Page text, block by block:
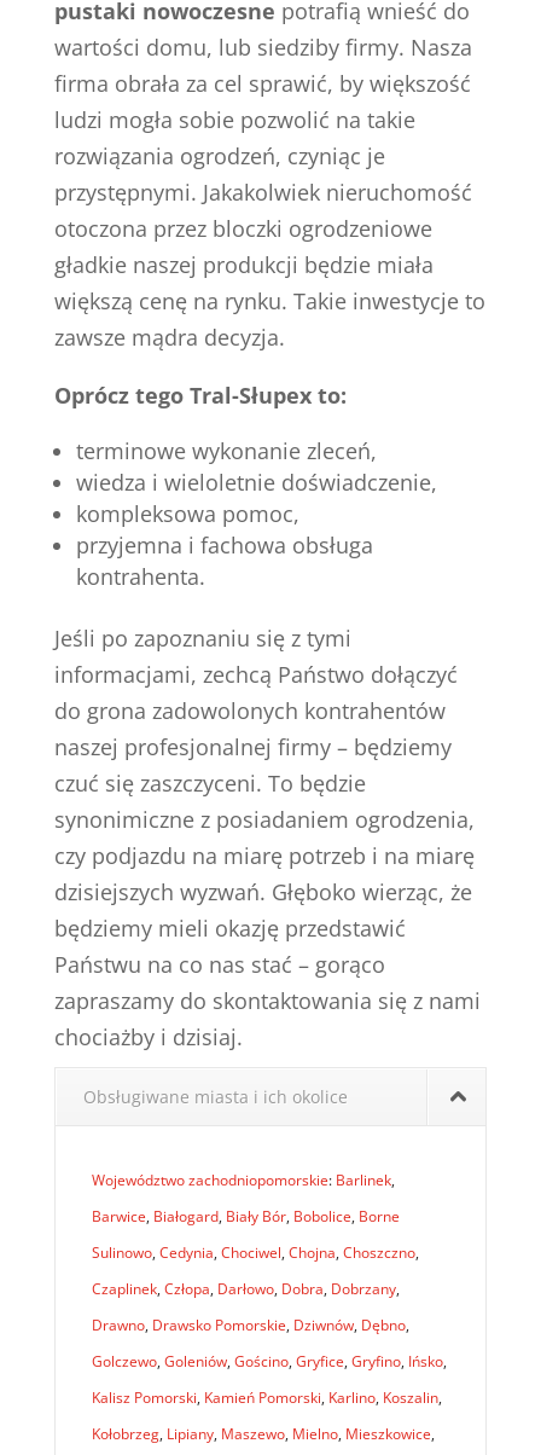
pustaki nowoczesne potrafią wnieść do
wartości domu, lub siedziby firmy. Nasza
firma obrała za cel sprawić, by większość
ludzi mogła sobie pozwolić na takie
rozwiązania ogrodzeń, czyniąc je
przystępnymi. Jakakolwiek nieruchomość
otoczona przez bloczki ogrodzeniowe
gładkie naszej produkcji będzie miała
większą cenę na rynku. Takie inwestycje to
zawsze mądra decyzja.
Oprócz tego Tral-Słupex to:
terminowe wykonanie zleceń,
wiedza i wieloletnie doświadczenie,
kompleksowa pomoc,
przyjemna i fachowa obsługa
kontrahenta.
Jeśli po zapoznaniu się z tymi
informacjami, zechcą Państwo dołączyć
do grona zadowolonych kontrahentów
naszej profesjonalnej firmy – będziemy
czuć się zaszczyceni. To będzie
synonimiczne z posiadaniem ogrodzenia,
czy podjazdu na miarę potrzeb i na miarę
dzisiejszych wyzwań. Głęboko wierząc, że
będziemy mieli okazję przedstawić
Państwu na co nas stać – gorąco
zapraszamy do skontaktowania się z nami
chociażby i dzisiaj.
Obsługiwane miasta i ich okolice
Województwo zachodniopomorskie: Barlinek,
Barwice, Białogard, Biały Bór, Bobolice, Borne
Sulinowo, Cedynia, Chociwel, Chojna, Choszczno,
Czaplinek, Człopa, Darłowo, Dobra, Dobrzany,
Drawno, Drawsko Pomorskie, Dziwnów, Dębno,
Golczewo, Goleniów, Gościno, Gryfice, Gryfino, Ińsko,
Kalisz Pomorski, Kamień Pomorski, Karlino, Koszalin,
Kołobrzeg, Lipiany, Maszewo, Mielno, Mieszkowice,